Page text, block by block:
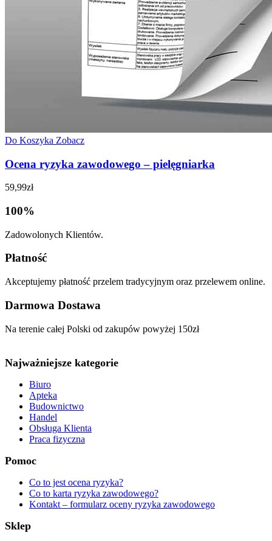
Do Koszyka Zobacz
Ocena ryzyka zawodowego – pielęgniarka
59,99zł
100%
Zadowolonych Klientów.
Płatność
Akceptujemy płatność przelem tradycyjnym oraz przelewem online.
Darmowa Dostawa
Na terenie całej Polski od zakupów powyżej 150zł
Najważniejsze kategorie
Biuro
Apteka
Budownictwo
Handel
Obsługa Klienta
Praca fizyczna
Pomoc
Co to jest ocena ryzyka?
Co to karta ryzyka zawodowego?
Kontakt – formularz oceny ryzyka zawodowego
Sklep